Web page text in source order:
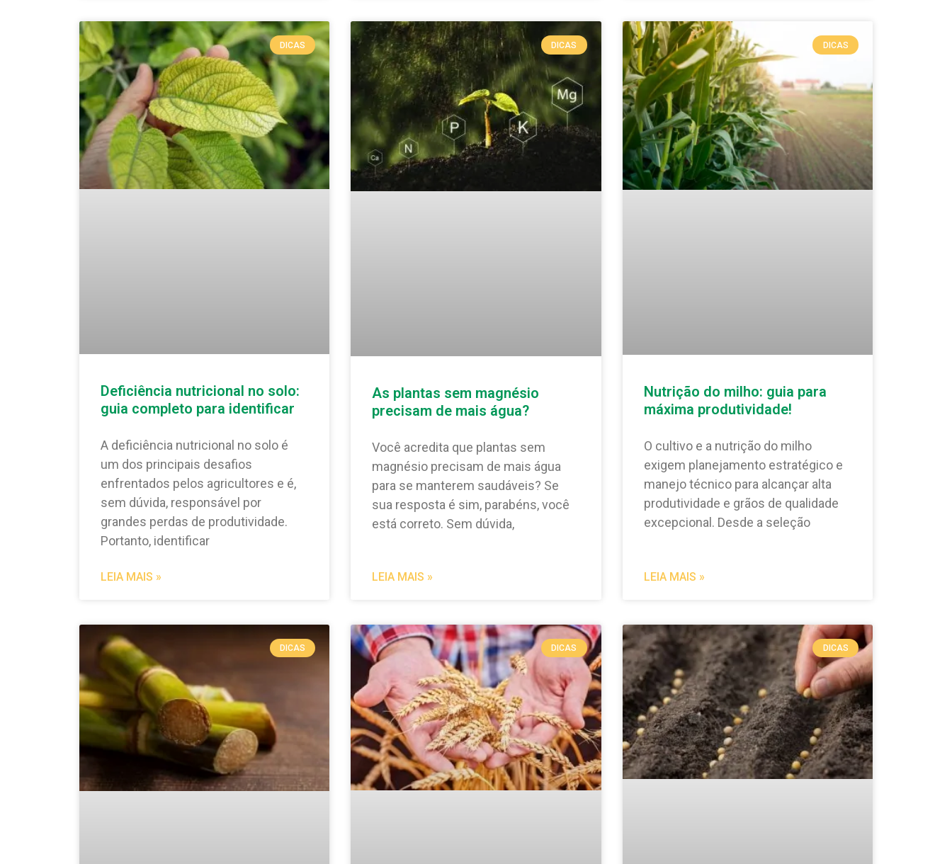
DICAS
Deficiência nutricional no solo:
guia completo para identificar
A deficiência nutricional no solo é
um dos principais desafios
enfrentados pelos agricultores e é,
sem dúvida, responsável por
grandes perdas de produtividade.
Portanto, identificar
LEIA MAIS »
DICAS
As plantas sem magnésio
precisam de mais água?
Você acredita que plantas sem
magnésio precisam de mais água
para se manterem saudáveis? Se
sua resposta é sim, parabéns, você
está correto. Sem dúvida,
LEIA MAIS »
DICAS
Nutrição do milho: guia para
máxima produtividade!
O cultivo e a nutrição do milho
exigem planejamento estratégico e
manejo técnico para alcançar alta
produtividade e grãos de qualidade
excepcional. Desde a seleção
LEIA MAIS »
DICAS DICAS DICAS